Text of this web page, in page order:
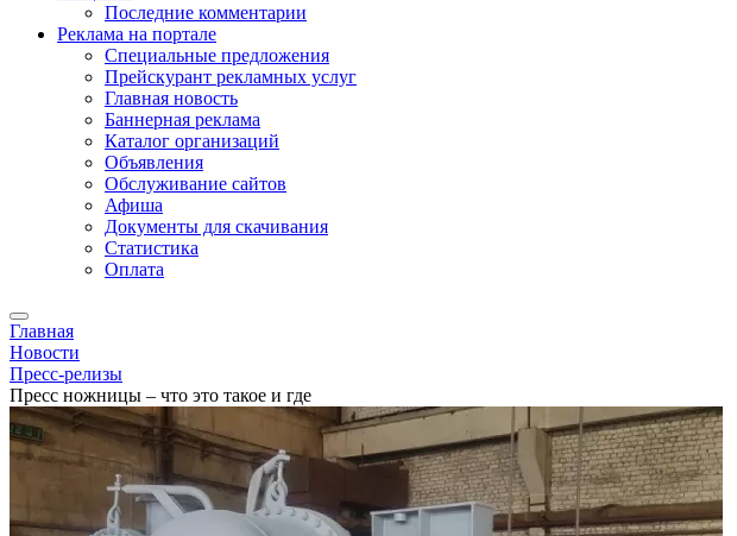
Последние комментарии
Реклама на портале
Специальные предложения
Прейскурант рекламных услуг
Главная новость
Баннерная реклама
Каталог организаций
Объявления
Обслуживание сайтов
Афиша
Документы для скачивания
Статистика
Оплата
Главная
Новости
Пресс-релизы
Пресс ножницы – что это такое и где